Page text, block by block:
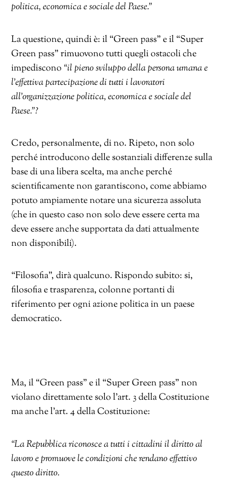
politica, economica e sociale del Paese.”
La questione, quindi è: il “Green pass” e il “Super
Green pass” rimuovono tutti quegli ostacoli che
impediscono “il pieno sviluppo della persona umana e
l’effettiva partecipazione di tutti i lavoratori
all’organizzazione politica, economica e sociale del
Paese.”?
Credo, personalmente, di no. Ripeto, non solo
perché introducono delle sostanziali differenze sulla
base di una libera scelta, ma anche perché
scientificamente non garantiscono, come abbiamo
potuto ampiamente notare una sicurezza assoluta
(che in questo caso non solo deve essere certa ma
deve essere anche supportata da dati attualmente
non disponibili).
“Filosofia”, dirà qualcuno. Rispondo subito: si,
filosofia e trasparenza, colonne portanti di
riferimento per ogni azione politica in un paese
democratico.
Ma, il “Green pass” e il “Super Green pass” non
violano direttamente solo l’art. 3 della Costituzione
ma anche l’art. 4 della Costituzione:
“La Repubblica riconosce a tutti i cittadini il diritto al
lavoro e promuove le condizioni che rendano effettivo
questo diritto.